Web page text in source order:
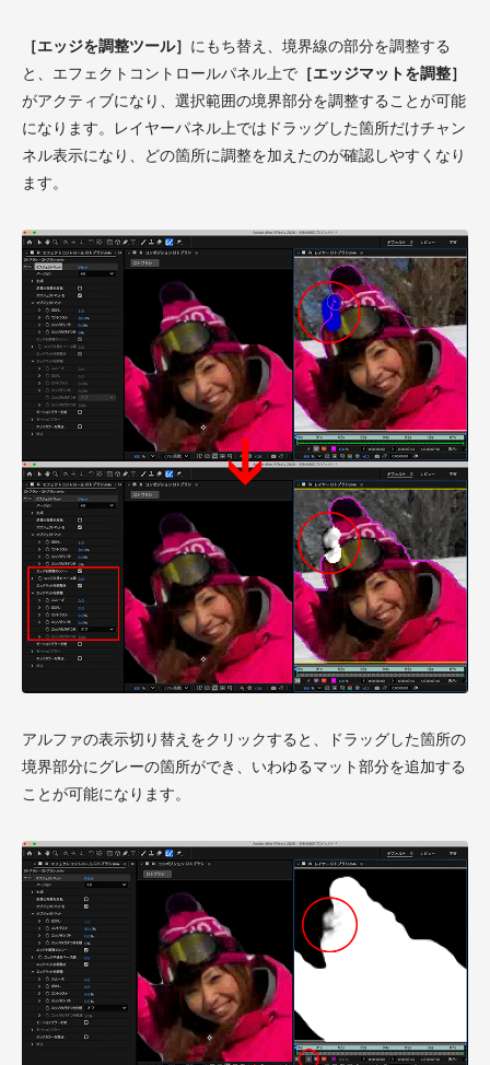
［エッジを調整ツール］ にもち替え、境界線の部分を調整する
と、エフェクトコントロールパネル上で ［エッジマットを調整］
がアクティブになり、選択範囲の境界部分を調整することが可能
になります。レイヤーパネル上ではドラッグした箇所だけチャン
ネル表示になり、どの箇所に調整を加えたのが確認しやすくなり
ます。
アルファの表示切り替えをクリックすると、ドラッグした箇所の
境界部分にグレーの箇所ができ、いわゆるマット部分を追加する
ことが可能になります。